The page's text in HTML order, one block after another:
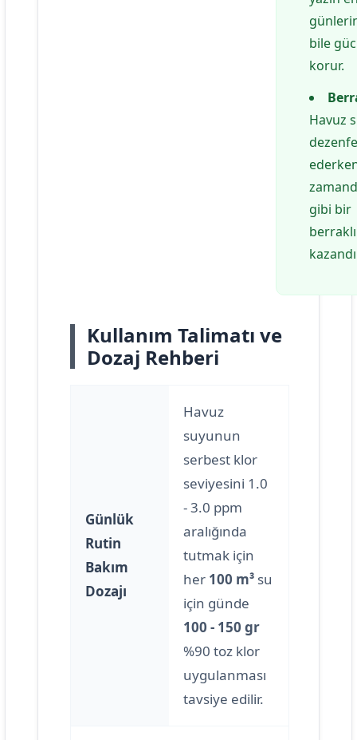
bile
korur.
Havuz
gibi bir
Kullanım Talimatı ve
Dozaj Rehberi
Günlük
Rutin
Bakım
Dozajı
Havuz
suyunun
serbest klor
seviyesini 1.0
- 3.0 ppm
aralığında
tutmak için
her 100 m³ su
için günde
100 - 150 gr
%90 toz klor
uygulanması
tavsiye edilir.